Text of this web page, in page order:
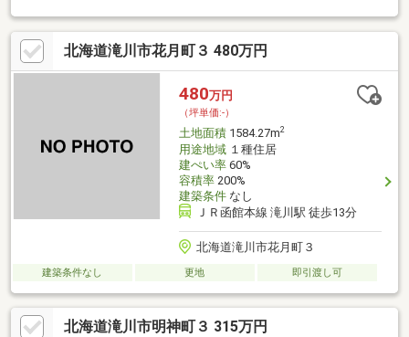
り、冬季の雪置き場も確保しやすい敷地です◎■JR函館本線「江
部乙」駅まで徒歩8分！通勤・通学や滝川方面への移動にも便利で
す！■えべおつ温泉まで徒歩1分！思い立った時に気軽に温泉を楽
しめる、江部乙ならではの暮らしが叶います♪■コンビニ・保育園
も徒歩10分圏内にあり、日々の買い物や子育てにも心強い住環境
です◎お気軽にお問い合わせください♪（TEL:011-790-8100）
北海道滝川市花月町３ 480万円
480万円
（坪単価:-）
土地面積1584.27m2
用途地域１種住居
建ぺい率60%
容積率200%
建築条件なし
ＪＲ函館本線 滝川駅 徒歩13分
北海道滝川市花月町３
建築条件なし 更地 即引渡し可
北海道滝川市明神町３ 315万円